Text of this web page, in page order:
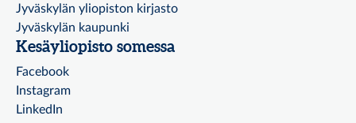
Jyväskylän yliopiston kirjasto
Jyväskylän kaupunki
Kesäyliopisto somessa
Facebook
Instagram
LinkedIn